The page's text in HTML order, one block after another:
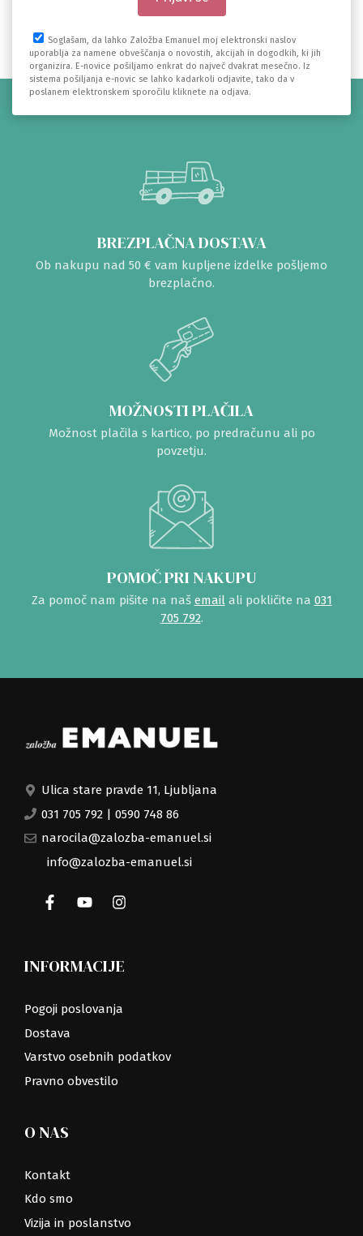
Soglašam, da lahko Založba Emanuel moj elektronski naslov
uporablja za namene obveščanja o novostih, akcijah in dogodkih, ki jih
organizira. E-novice pošiljamo enkrat do največ dvakrat mesečno. Iz
sistema pošiljanja e-novic se lahko kadarkoli odjavite, tako da v
poslanem elektronskem sporočilu kliknete na odjava.
BREZPLAČNA DOSTAVA
Ob nakupu nad 50 € vam kupljene izdelke pošljemo
brezplačno.
MOŽNOSTI PLAČILA
Možnost plačila s kartico, po predračunu ali po
povzetju.
POMOČ PRI NAKUPU
Za pomoč nam pišite na naš emailali pokličite na 031
705 792.
Ulica stare pravde 11, Ljubljana
031 705 792 | 0590 748 86
narocila@zalozba-emanuel.si
info@zalozba-emanuel.si
INFORMACIJE
Pogoji poslovanja
Dostava
Varstvo osebnih podatkov
Pravno obvestilo
O NAS
Kontakt
Kdo smo
Vizija in poslanstvo